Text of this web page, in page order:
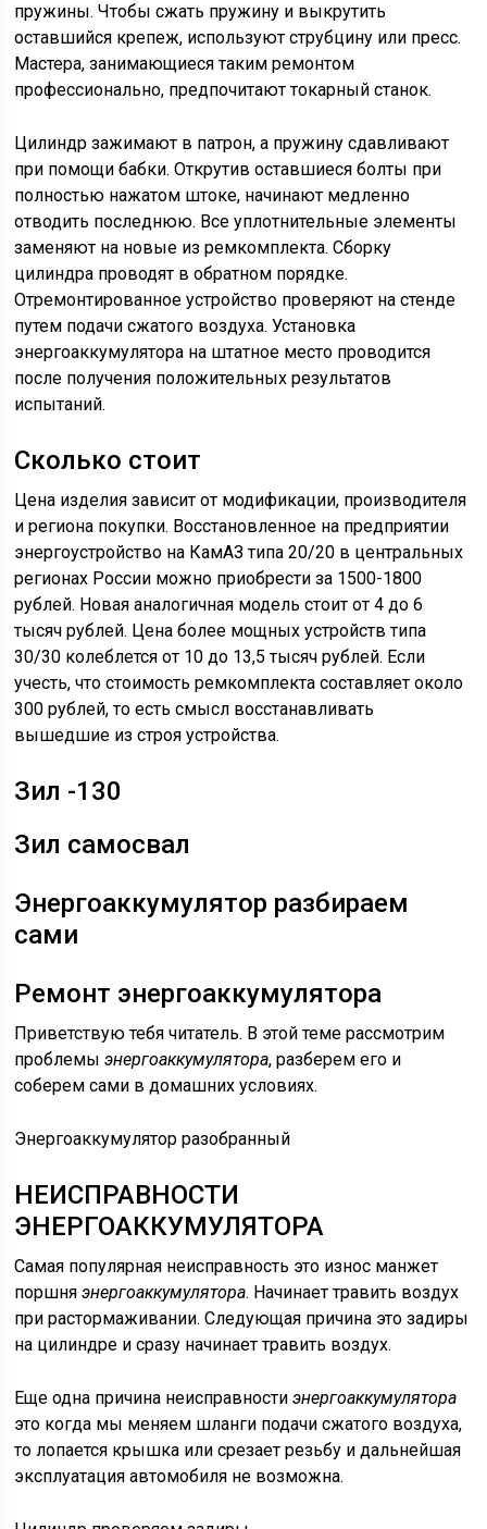
пружины. Чтобы сжать пружину и выкрутить
оставшийся крепеж, используют струбцину или пресс.
Мастера, занимающиеся таким ремонтом
профессионально, предпочитают токарный станок.
Цилиндр зажимают в патрон, а пружину сдавливают
при помощи бабки. Открутив оставшиеся болты при
полностью нажатом штоке, начинают медленно
отводить последнюю. Все уплотнительные элементы
заменяют на новые из ремкомплекта. Сборку
цилиндра проводят в обратном порядке.
Отремонтированное устройство проверяют на стенде
путем подачи сжатого воздуха. Установка
энергоаккумулятора на штатное место проводится
после получения положительных результатов
испытаний.
Сколько стоит
Цена изделия зависит от модификации, производителя
и региона покупки. Восстановленное на предприятии
энергоустройство на КамАЗ типа 20/20 в центральных
регионах России можно приобрести за 1500-1800
рублей. Новая аналогичная модель стоит от 4 до 6
тысяч рублей. Цена более мощных устройств типа
30/30 колеблется от 10 до 13,5 тысяч рублей. Если
учесть, что стоимость ремкомплекта составляет около
300 рублей, то есть смысл восстанавливать
вышедшие из строя устройства.
Зил -130
Зил самосвал
Энергоаккумулятор разбираем
сами
Ремонт энергоаккумулятора
Приветствую тебя читатель. В этой теме рассмотрим
проблемыэнергоаккумулятора, разберем его и
соберем сами в домашних условиях.
Энергоаккумулятор разобранный
НЕИСПРАВНОСТИ
ЭНЕРГОАККУМУЛЯТОРА
Самая популярная неисправность это износ манжет
поршняэнергоаккумулятора. Начинает травить воздух
при растормаживании. Следующая причина это задиры
на цилиндре и сразу начинает травить воздух.
Еще одна причина неисправностиэнергоаккумулятора
это когда мы меняем шланги подачи сжатого воздуха,
то лопается крышка или срезает резьбу и дальнейшая
эксплуатация автомобиля не возможна.